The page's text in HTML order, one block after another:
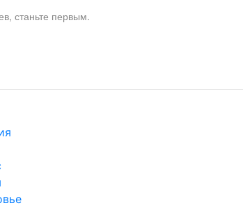
станьте первым.